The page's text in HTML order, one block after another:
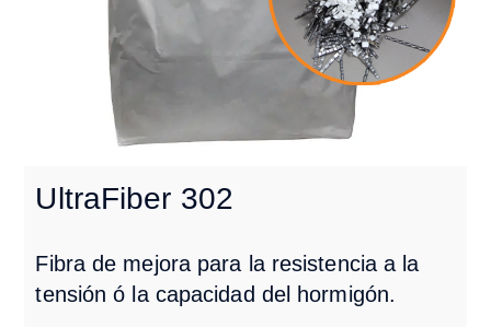
UltraFiber 302
Fibra de mejora para la resistencia a la
tensión ó la capacidad del hormigón.